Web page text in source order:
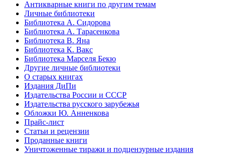
Антикварные книги по другим темам
Личные библиотеки
Библиотека А. Сидорова
Библиотека А. Тарасенкова
Библиотека В. Яна
Библиотека К. Вакс
Библиотека Марселя Бекю
Другие личные библиотеки
О старых книгах
Издания ДиПи
Издательства России и СССР
Издательства русского зарубежья
Обложки Ю. Анненкова
Прайс-лист
Статьи и рецензии
Проданные книги
Уничтоженные тиражи и подцензурные издания